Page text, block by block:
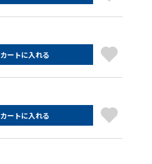
カートに入れる
カートに入れる